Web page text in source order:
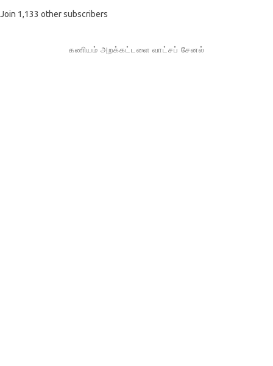
Join 1,133 other subscribers
கணியம் அறக்கட்டளை வாட்சப் சேனல்